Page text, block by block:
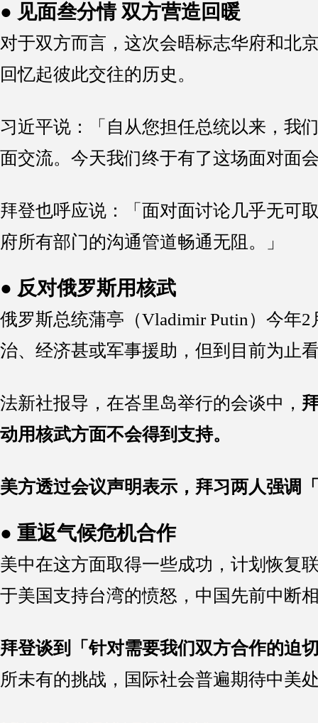
● 见面叁分情 双方营造回暖
对于双方而言，这次会晤标志华府和北
回忆起彼此交往的历史。
习近平说：「自从您担任总统以来，我
面交流。今天我们终于有了这场面对面
拜登也呼应说：「面对面讨论几乎无可
府所有部门的沟通管道畅通无阻。」
● 反对俄罗斯用核武
俄罗斯总统蒲亭（Vladimir Putin）今年
治、经济甚或军事援助，但到目前为止
法新社报导，在峇里岛举行的会谈中，
动用核武方面不会得到支持。
美方透过会议声明表示，拜习两人强调
● 重返气候危机合作
美中在这方面取得一些成功，计划恢复
于美国支持台湾的愤怒，中国先前中断
拜登谈到「针对需要我们双方合作的迫
所未有的挑战，国际社会普遍期待中美